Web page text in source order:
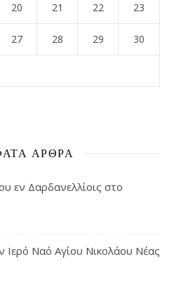
20 21 22 23
27 28 29 30
ΆΡΘΡΑ
εν Δαρδανελλίοις στο
Ιερό Ναό Αγίου Νικολάου Νέας